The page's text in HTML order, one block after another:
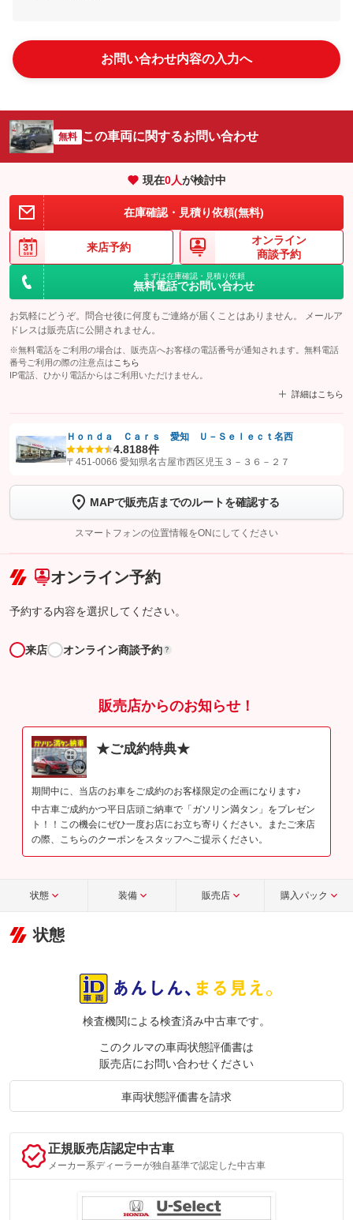
お問い合わせ内容の入力へ
無料 この車両に関するお問い合わせ
現在0人が検討中
在庫確認・見積り依頼(無料)
来店予約
オンライン
商談予約
まずは在庫確認・見積り依頼
無料電話でお問い合わせ
お気軽にどうぞ。問合せ後に何度もご連絡が届くことはありません。 メールア
ドレスは販売店に公開されません。
※無料電話をご利用の場合は、販売店へお客様の電話番号が通知されます。無料電話
番号ご利用の際の注意点は こちら
IP電話、ひかり電話からはご利用いただけません。
詳細はこちら
【STEP1】認証画面でグーネットを友だち追加してから「許可する」ボタンを押
トーク画面で
ボタンをタップして問い合わせを
完了してください。
こちら
Ｈｏｎｄａ Ｃａｒｓ 愛知 Ｕ－Ｓｅｌｅｃｔ名西
4.8188件
〒451-0066 愛知県名古屋市西区児玉３－３６－２７
MAPで販売店までのルートを確認する
スマートフォンの位置情報をONにしてください
オンライン予約
予約する内容を選択してください。
来店 オンライン商談予約 ?
販売店からのお知らせ！
★ご成約特典★
期間中に、当店のお車をご成約のお客様限定の企画になります♪
中古車ご成約かつ平日店頭ご納車で「ガソリン満タン」をプレゼン
ト！！この機会にぜひ一度お店にお立ち寄りください。またご来店
の際、こちらのクーポンをスタッフへご提示ください。
状態 装備 販売店 購入パック
状態
検査機関による検査済み中古車です。
このクルマの車両状態評価書は
販売店にお問い合わせください
車両状態評価書を請求
正規販売店認定中古車
メーカー系ディーラーが独自基準で認定した中古車